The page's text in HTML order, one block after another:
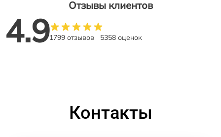
Отзывы клиентов
4.91799 отзывов 5358 оценок
Контакты